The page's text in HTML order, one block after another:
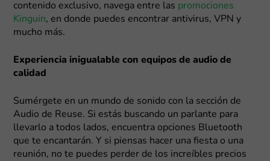
contenido exclusivo, navega entre las promociones
Kinguin, en donde puedes encontrar antivirus, VPN y
mucho más.
Experiencia inigualable con equipos de audio de
calidad
Sumérgete en un mundo de sonido con la sección de
Audio de Reuse. Si estás buscando un parlante para
llevarlo a todos lados, encuentra opciones Bluetooth
que te encantarán. Y si piensas hacer una fiesta o una
reunión, no te puedes perder de los increíbles precios